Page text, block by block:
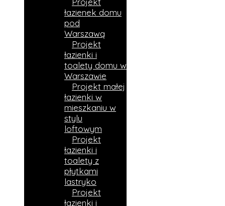
łazienek domu
pod
Warszawą
Projekt
łazienki i
toalety domu w
Warszawie
Projekt małej
łazienki w
mieszkaniu w
stylu
loftowym
Projekt
łazienki i
toalety z
płytkami
lastryko
Projekt
łazienki i